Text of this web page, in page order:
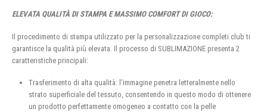
ELEVATA QUALITÀ DI STAMPA E MASSIMO COMFORT DI GIOCO:
Il procedimento di stampa utilizzato per la personalizzazione completi club ti
garantisce la qualità più elevata. Il processo di SUBLIMAZIONE presenta 2
caratteristiche principali:
Trasferimento di alta qualità: l’immagine penetra letteralmente nello
strato superficiale del tessuto, consentendo in questo modo di ottenere
un prodotto perfettamente omogeneo a contatto con la pelle